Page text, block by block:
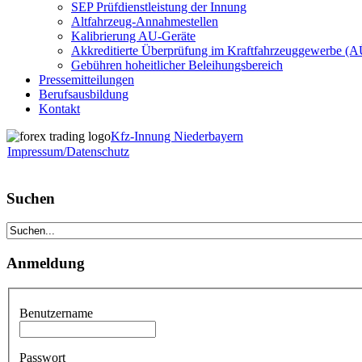
SEP Prüfdienstleistung der Innung
Altfahrzeug-Annahmestellen
Kalibrierung AU-Geräte
Akkreditierte Überprüfung im Kraftfahrzeuggewerbe
Gebühren hoheitlicher Beleihungsbereich
Pressemitteilungen
Berufsausbildung
Kontakt
Kfz-Innung Niederbayern
Impressum/Datenschutz
Suchen
Anmeldung
Benutzername
Passwort